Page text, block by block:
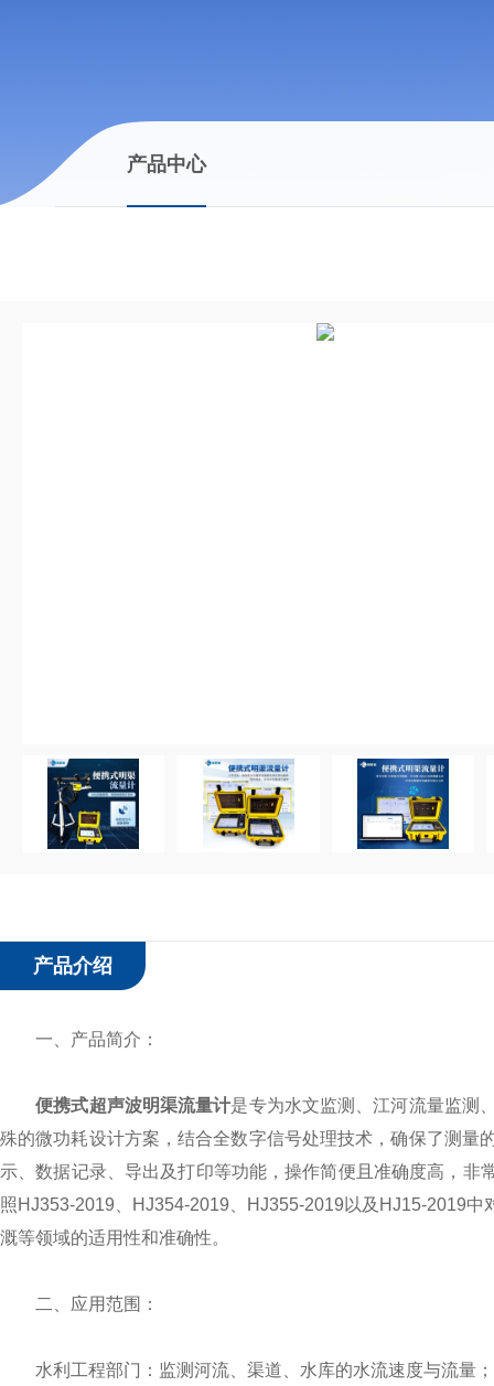
产品中心
产品介绍
一、产品简介：
便携式超声波明渠流量计是专为水文监测、江河流量监测
殊的微功耗设计方案，结合全数字信号处理技术，确保了测
示、数据记录、导出及打印等功能，操作简便且准确度高，
照HJ353-2019、HJ354-2019、HJ355-2019以及HJ15-2019
溉等领域的适用性和准确性。
二、应用范围：
水利工程部门：监测河流、渠道、水库的水流速度与流量；